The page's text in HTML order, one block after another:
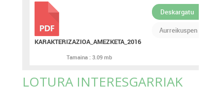
PDF
KARAKTERIZAZIOA_AMEZKETA_2016
Tamaina : 3.09 mb
Deskargatu
Aurreikuspen
LOTURA INTERESGARRIAK